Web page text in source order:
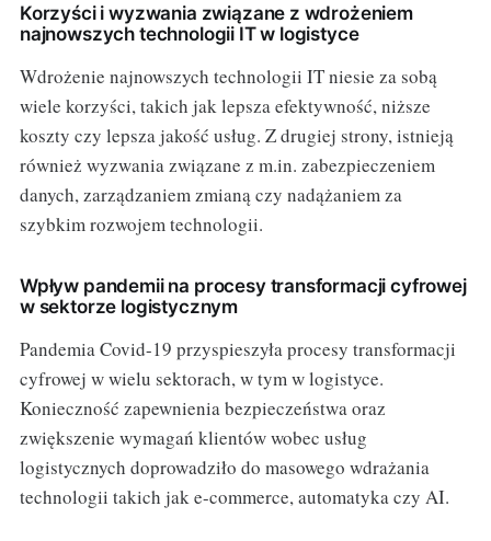
Korzyści i wyzwania związane z wdrożeniem
najnowszych technologii IT w logistyce
Wdrożenie najnowszych technologii IT niesie za sobą
wiele korzyści, takich jak lepsza efektywność, niższe
koszty czy lepsza jakość usług. Z drugiej strony, istnieją
również wyzwania związane z m.in. zabezpieczeniem
danych, zarządzaniem zmianą czy nadążaniem za
szybkim rozwojem technologii.
Wpływ pandemii na procesy transformacji cyfrowej
w sektorze logistycznym
Pandemia Covid-19 przyspieszyła procesy transformacji
cyfrowej w wielu sektorach, w tym w logistyce.
Konieczność zapewnienia bezpieczeństwa oraz
zwiększenie wymagań klientów wobec usług
logistycznych doprowadziło do masowego wdrażania
technologii takich jak e-commerce, automatyka czy AI.